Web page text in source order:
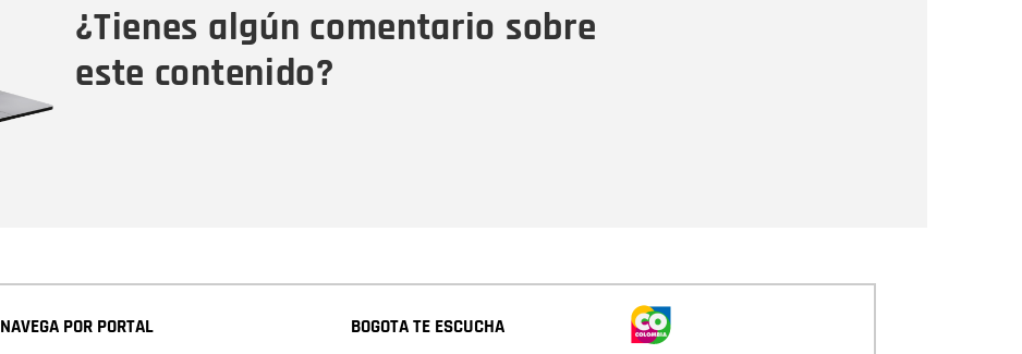
¿Tienes algún comentario sobre
este contenido?
NAVEGA POR PORTAL BOGOTA TE ESCUCHA